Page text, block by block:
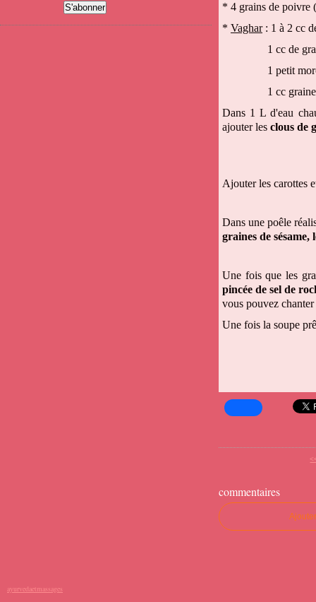
* 4 grains de poivre
* Vaghar: 1 à 2 cc
1 cc de graines
1 petit morceau
1 cc graines
Dans 1 L d'eau
ajouter les clous de
Ajouter les carottes
Dans une poêle
graines de
Une fois que les
pincée de sel de
vous pouvez
Une fois la soupe
commentaires
ayurvedaetmassages